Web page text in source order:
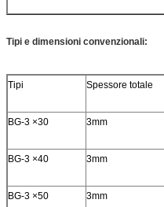
Tipi e dimensioni convenzionali:
Tipi Spessore totale
BG-3 ×30 3mm
BG-3 ×40 3mm
BG-3 ×50 3mm